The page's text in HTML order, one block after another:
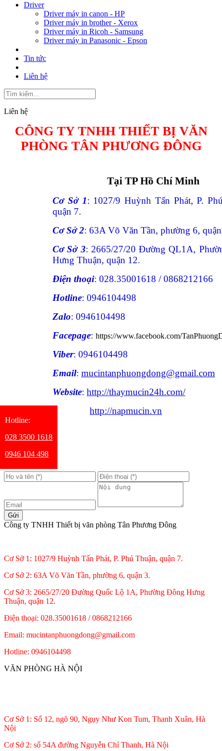
Driver
Driver máy in canon - HP
Driver máy in brother - Xerox
Driver máy in Ricoh - Samsung
Driver máy in Panasonic - Epson
Tin tức
Liên hệ
Liên hệ
CÔNG TY TNHH THIẾT BỊ VĂN
PHÒNG TÂN PHƯƠNG ĐÔNG
Tại TP Hồ Chí Minh
Cơ Sở 1: 1027/9 Huỳnh Tấn Phát, P.
quận 7.
Cơ Sở 2: 63A Võ Văn Tần, phường 6,
Cơ Sở 3: 2665/27/20 Đường QL1A,
Hưng Thuận, quận 12.
Điện thoại: 028.35001618 / 0868212166
Hotline: 0946104498
Zalo: 0946104498
Facepage: https://www.facebook.com/
Viber: 0946104498
Email: mucintanphuongdong@gmail.com
Website: http://thaymucin24h.com/
http://napmucin.vn
LIÊN HỆ
Công ty TNHH Thiết bị văn phòng Tân Phương Đông
Cơ Sở 1: 1027/9 Huỳnh Tấn Phát, P. Phú Thuận, quận 7.
Cơ Sở 2: 63A Võ Văn Tần, phường 6, quận 3.
Cơ Sở 3: 2665/27/20 Đường Quốc Lộ 1A, Phường Đông Hưng
Thuận, quận 12.
Điện thoại: 028.35001618 / 0868212166
Email: mucintanphuongdong@gmail.com
Hotline: 0946104498
VĂN PHÒNG HÀ NỘI
Cơ Sở 1: Số 12, ngõ 90, Ngụy Như Kon Tum, Thanh Xuân, Hà
Nội
Cơ Sở 2: số 54A đường Nguyễn Chí Thanh, Hà Nội
Hotline:
028 3500 1618
0946 104 498